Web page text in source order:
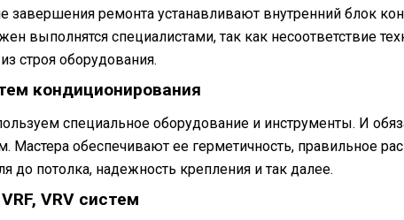
ремонта устанавливают внутренний блок
выполнятся специалистами, так как несоответствие
строя оборудования.
кондиционирования
специальное оборудование и инструменты. И
Мастера обеспечивают ее герметичность, правильное
до потолка, надежность крепления и так далее.
VRV систем